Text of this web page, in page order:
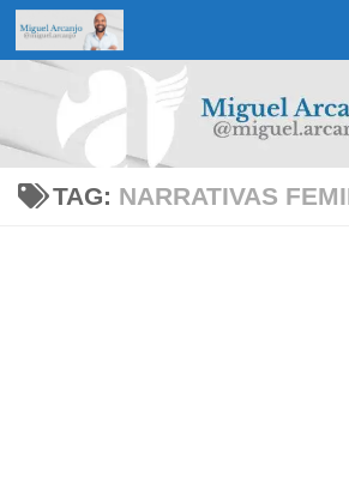
Skip to content
TAG: NARRATIVAS